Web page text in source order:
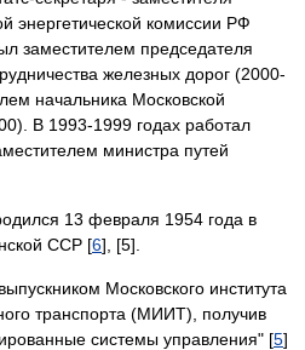
энергетической комиссии РФ
заместителем председателя
железных дорог (2000-
начальника Московской
В 1993-1999 годах работал
министра путей
13 февраля 1954 года в
ССР [6], [5].
Московского института
транспорта (МИИТ), получив
системы управления" [5]